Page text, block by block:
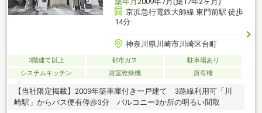
京浜急行電鉄大師線 東門前駅 徒歩
14分
神奈川県川崎市川崎区台町
3階建て以上 都市ガス
駐車場あり
システムキッチン
浴室乾燥機 所有権
【当社限定掲載】2009年築車庫付き一戸建て 3路線利用可「川
崎駅」からバス便有停歩3分 バルコニー3か所の明るい間取